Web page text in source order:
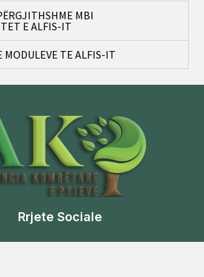
MBI
E ALFIS-IT
MODULEVE TE ALFIS-IT
Rrjete Sociale